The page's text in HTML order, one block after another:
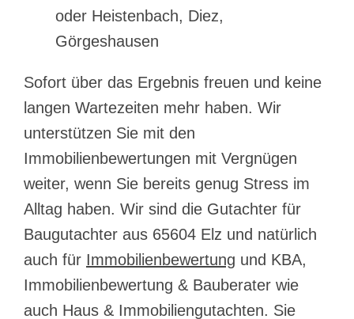
oder Heistenbach, Diez,
Görgeshausen
Sofort über das Ergebnis freuen und keine
langen Wartezeiten mehr haben. Wir
unterstützen Sie mit den
Immobilienbewertungen mit Vergnügen
weiter, wenn Sie bereits genug Stress im
Alltag haben. Wir sind die Gutachter für
Baugutachter aus 65604 Elz und natürlich
auch für Immobilienbewertung und KBA,
Immobilienbewertung & Bauberater wie
auch Haus & Immobiliengutachten. Sie